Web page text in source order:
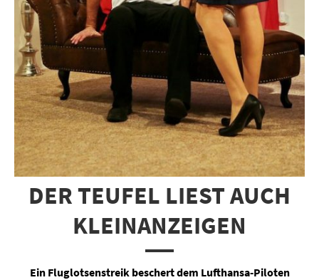
DER TEUFEL LIEST AUCH
KLEINANZEIGEN
Ein Fluglotsenstreik beschert dem Lufthansa-Piloten